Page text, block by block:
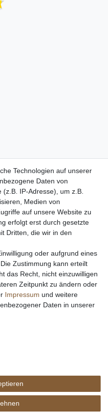
AGB
Mehrwertsteuer und zzgl.
Technologien auf unserer
Daten von
IP-Adresse), um z.B.
Medien von
auf unsere Website zu
erfolgt erst durch gesetzte
Dritten, die wir in den
oder aufgrund eines
Zustimmung kann erteilt
das Recht, nicht einzuwilligen
Zeitpunkt zu ändern oder
Impressum und weitere
Daten in unserer